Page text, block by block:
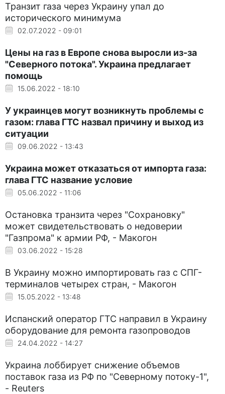
Транзит газа через Украину упал до
исторического минимума
02.07.2022 - 09:01
Цены на газ в Европе снова выросли из-за
"Северного потока". Украина предлагает
помощь
15.06.2022 - 18:10
У украинцев могут возникнуть проблемы с
газом: глава ГТС назвал причину и выход из
ситуации
09.06.2022 - 13:43
Украина может отказаться от импорта газа:
глава ГТС название условие
05.06.2022 - 11:06
Остановка транзита через "Сохрановку"
может свидетельствовать о недоверии
"Газпрома" к армии РФ, - Макогон
03.06.2022 - 15:28
В Украину можно импортировать газ с СПГ-
терминалов четырех стран, - Макогон
15.05.2022 - 13:48
Испанский оператор ГТС направил в Украину
оборудование для ремонта газопроводов
24.04.2022 - 14:27
Украина лоббирует снижение объемов
поставок газа из РФ по "Северному потоку-1",
- Reuters